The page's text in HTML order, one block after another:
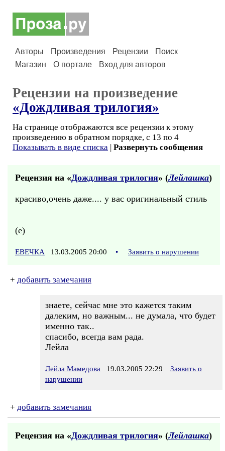
Авторы Произведения Рецензии
Поиск
Магазин
О портале Вход для авторов
Рецензии на произведение
«Дождливая трилогия»
На странице отображаются все рецензии к этому
произведению в обратном порядке, с 13 по 4
Показывать в виде списка | Развернуть сообщения
Рецензия на «Дождливая трилогия» (Лейлашка)
красиво,очень даже.... у вас оригинальный стиль
(е)
ЕВЕЧКА 13.03.2005 20:00 • Заявить о нарушении
+ добавить замечания
знаете, сейчас мне это кажется таким
далеким, но важным... не думала, что будет
именно так..
спасибо, всегда вам рада.
Лейла
Лейла Мамедова 19.03.2005 22:29
Заявить о
нарушении
+ добавить замечания
Рецензия на «Дождливая трилогия» (Лейлашка)